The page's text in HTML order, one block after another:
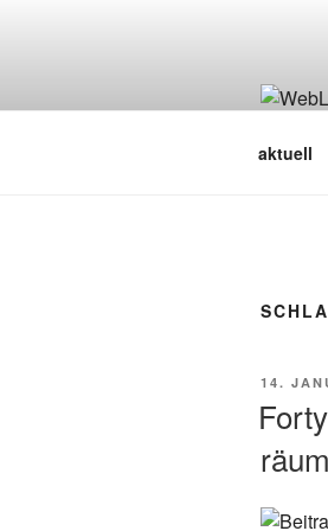
aktuell
14.